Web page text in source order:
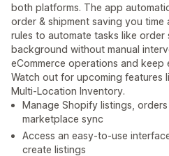
both platforms. The app
order & shipment saving you
rules to automate tasks like order
background without manual
eCommerce operations and keep
Watch out for upcoming features
Multi-Location Inventory.
Manage Shopify listings,
marketplace sync
Access an easy-to-use
create listings